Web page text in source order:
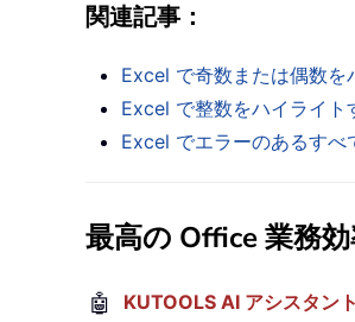
関連記事：
Excel で奇数または偶数を
Excel で整数をハイライト
Excel でエラーのあるすべ
最高の Office 業務
🤖 KUTOOLS AI アシスタント